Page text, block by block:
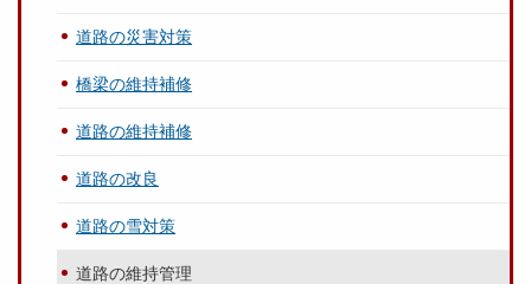
道路の災害対策
橋梁の維持補修
道路の維持補修
道路の改良
道路の雪対策
道路の維持管理